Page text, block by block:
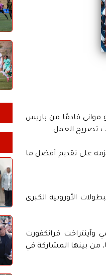
مواني قادمًا من باريس
مؤكدًا عزمه على تقديم أفضل ما
الأوروبية الكبرى
وآينتراخت فرانكفورت
من بينها المشاركة في